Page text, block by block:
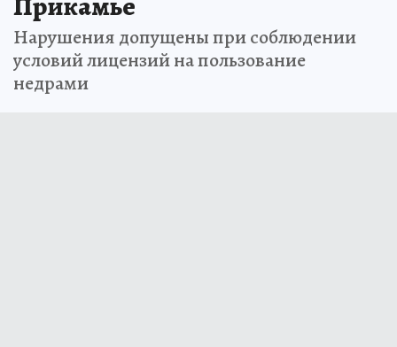
Нарушения допущены при соблюдении
условий лицензий на пользование
недрами